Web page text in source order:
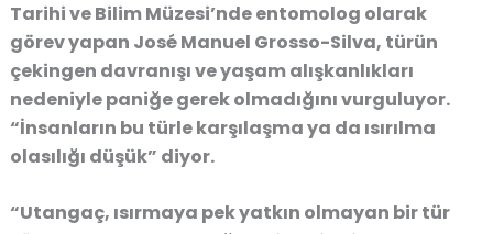
Tarihi ve Bilim Müzesi’nde entomolog olarak
görev yapan José Manuel Grosso-Silva, türün
çekingen davranışı ve yaşam alışkanlıkları
nedeniyle paniğe gerek olmadığını vurguluyor.
“İnsanların bu türle karşılaşma ya da ısırılma
olasılığı düşük” diyor.
“Utangaç, ısırmaya pek yatkın olmayan bir tür